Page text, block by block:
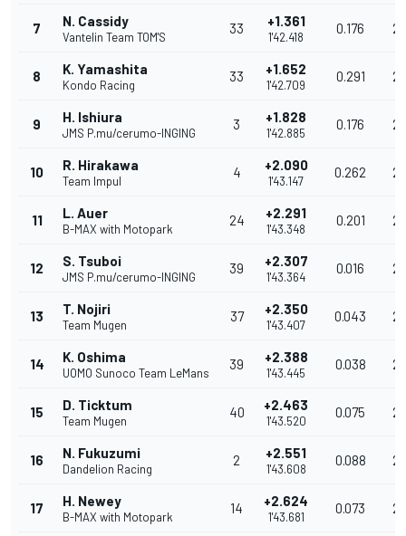
7 N. Cassidy
Vantelin Team TOM'S
33 +1.361
1'42.418
0.176
8 K. Yamashita
Kondo Racing
33 +1.652
1'42.709
0.291
9 H. Ishiura
JMS P.mu/cerumo-INGING
3 +1.828
1'42.885
0.176
10 R. Hirakawa
Team Impul
4 +2.090
1'43.147
0.262
11 L. Auer
B-MAX with Motopark
24 +2.291
1'43.348
0.201
12 S. Tsuboi
JMS P.mu/cerumo-INGING
39 +2.307
1'43.364
0.016
13 T. Nojiri
Team Mugen
37 +2.350
1'43.407
0.043
14 K. Oshima
UOMO Sunoco Team LeMans
39 +2.388
1'43.445
0.038
15 D. Ticktum
Team Mugen
40 +2.463
1'43.520
0.075
16 N. Fukuzumi
Dandelion Racing
2 +2.551
1'43.608
0.088
17 H. Newey
B-MAX with Motopark
14 +2.624
1'43.681
0.073